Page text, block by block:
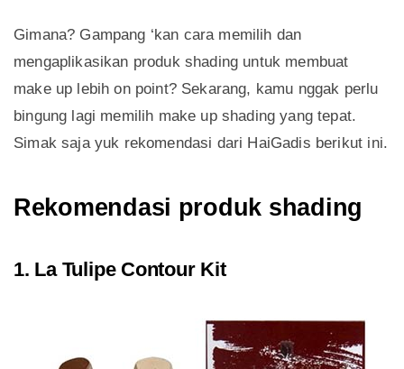
Gimana? Gampang ‘kan cara memilih dan
mengaplikasikan produk shading untuk membuat
make up lebih on point? Sekarang, kamu nggak perlu
bingung lagi memilih make up shading yang tepat.
Simak saja yuk rekomendasi dari HaiGadis berikut ini.
Rekomendasi produk shading
1. La Tulipe Contour Kit